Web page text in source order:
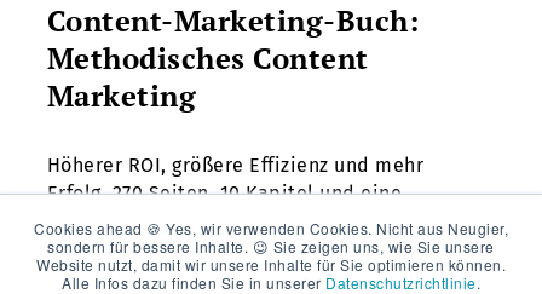
Cookies ahead 🍪 Yes, wir verwenden Cookies. Nicht aus Neugier,
sondern für bessere Inhalte. 😉 Sie zeigen uns, wie Sie unsere
Website nutzt, damit wir unsere Inhalte für Sie optimieren können.
Alle Infos dazu finden Sie in unserer Datenschutzrichtlinie.
Content-Marketing-Buch:
Methodisches Content
Marketing
Höherer ROI, größere Effizienz und mehr
Erfolg. 270 Seiten, 10 Kapitel und eine
Methode – das ist "Methodisches Content
Marketing" von Gerrit Grunert.